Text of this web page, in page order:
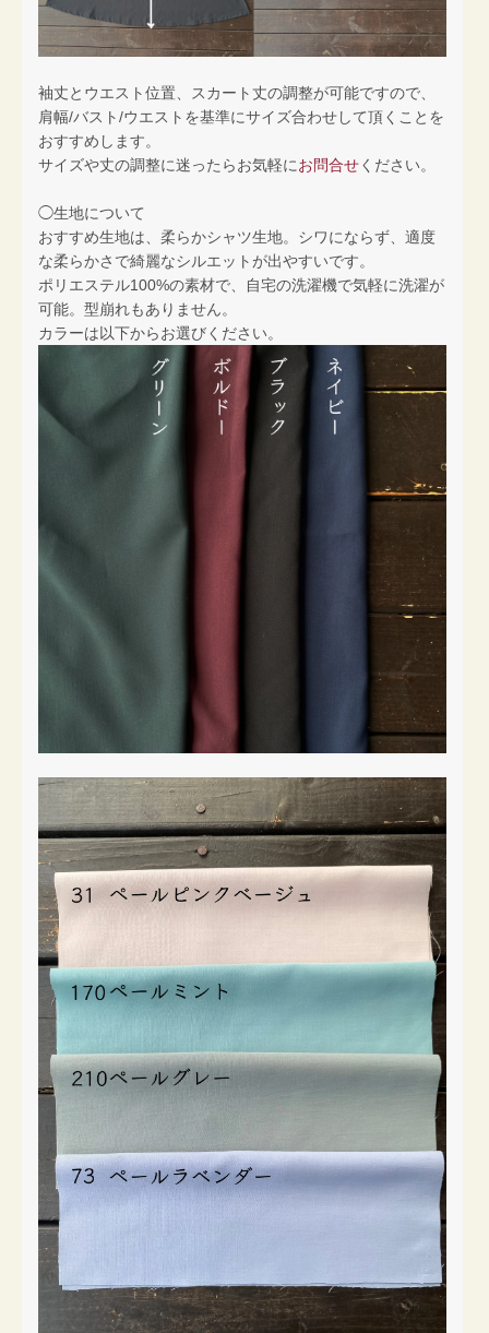
袖丈とウエスト位置、スカート丈の調整が可能ですので、
肩幅/バスト/ウエストを基準にサイズ合わせして頂くことを
おすすめします。
サイズや丈の調整に迷ったらお気軽にお問合せください。
◯生地について
おすすめ生地は、柔らかシャツ生地。シワにならず、適度
な柔らかさで綺麗なシルエットが出やすいです。
ポリエステル100%の素材で、自宅の洗濯機で気軽に洗濯が
可能。型崩れもありません。
カラーは以下からお選びください。